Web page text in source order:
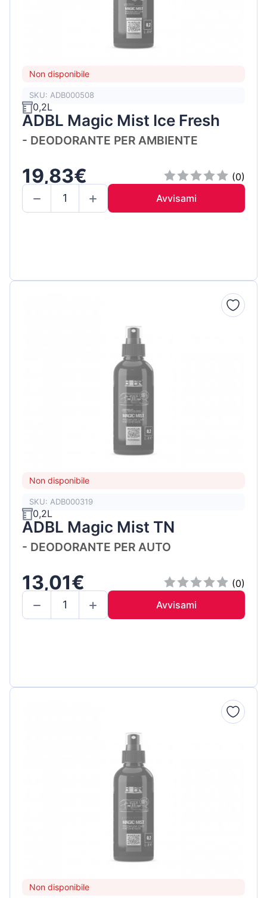
Non disponibile
SKU: ADB000508
0,2L
ADBL Magic Mist Ice Fresh
- DEODORANTE PER AMBIENTE
19,83€
(0)
Avvisami
Non disponibile
SKU: ADB000319
0,2L
ADBL Magic Mist TN
- DEODORANTE PER AUTO
13,01€
(0)
Avvisami
Non disponibile